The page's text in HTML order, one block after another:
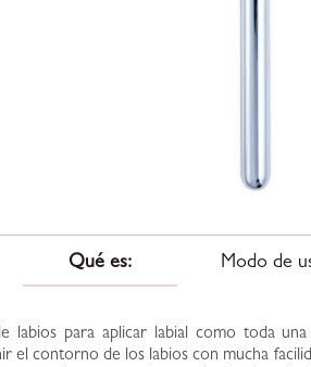
Qué es: Modo de
labios para aplicar labial como toda
el contorno de los labios con mucha